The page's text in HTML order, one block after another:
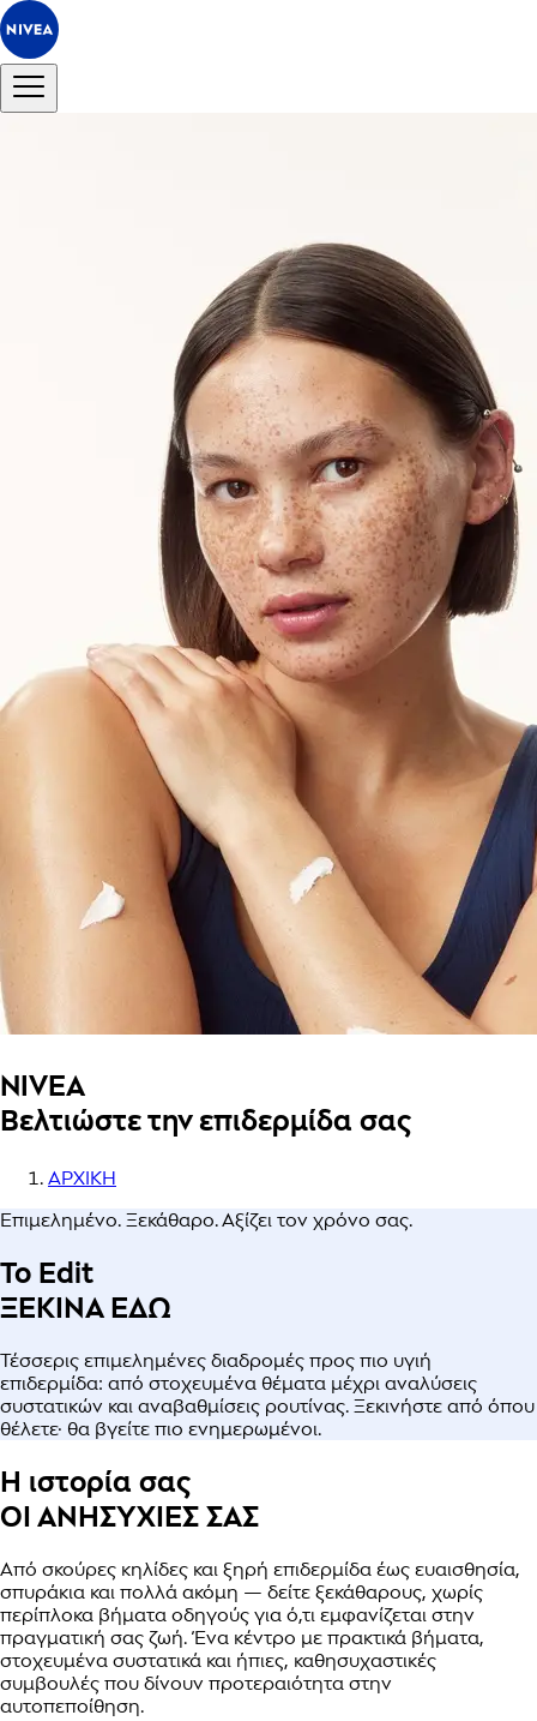
NIVEA
Βελτιώστε την επιδερμίδα σας
ΑΡΧΙΚΗ
Επιμελημένο. Ξεκάθαρο. Αξίζει τον χρόνο σας.
Το Edit
ΞΕΚΙΝΑ ΕΔΩ
Τέσσερις επιμελημένες διαδρομές προς πιο υγιή
επιδερμίδα: από στοχευμένα θέματα μέχρι αναλύσεις
συστατικών και αναβαθμίσεις ρουτίνας. Ξεκινήστε από όπου
θέλετε· θα βγείτε πιο ενημερωμένοι.
Η ιστορία σας
ΟΙ ΑΝΗΣΥΧΙΕΣ ΣΑΣ
Από σκούρες κηλίδες και ξηρή επιδερμίδα έως ευαισθησία,
σπυράκια και πολλά ακόμη — δείτε ξεκάθαρους, χωρίς
περίπλοκα βήματα οδηγούς για ό,τι εμφανίζεται στην
πραγματική σας ζωή. Ένα κέντρο με πρακτικά βήματα,
στοχευμένα συστατικά και ήπιες, καθησυχαστικές
συμβουλές που δίνουν προτεραιότητα στην
αυτοπεποίθηση.